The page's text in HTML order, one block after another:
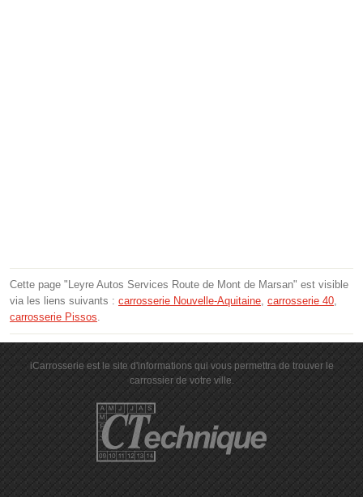
Cette page "Leyre Autos Services Route de Mont de Marsan" est visible
via les liens suivants : carrosserie Nouvelle-Aquitaine, carrosserie 40,
carrosserie Pissos.
iCarrosserie est le site d'informations qui vous permettra de trouver le
carrossier de votre ville.